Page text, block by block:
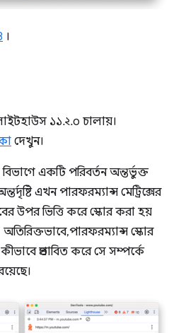
।
১১.২.০ চালায়।
দেখুন।
একটি পরিবর্তন অন্তর্ভুক্ত
এখন পারফরম্যান্স মেট্রিক্সের
উপর ভিত্তি করে স্কোর করা হয়
পারফরম্যান্স স্কোর
প্রভাবিত করে সে সম্পর্কে